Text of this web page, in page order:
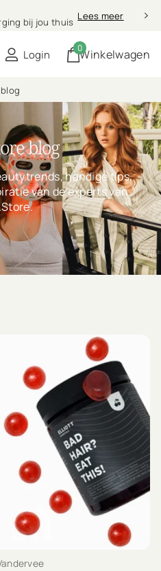
bij jou thuis Lees meer
Login Winkelwagen
0
blog
handige tips,
van de experts van